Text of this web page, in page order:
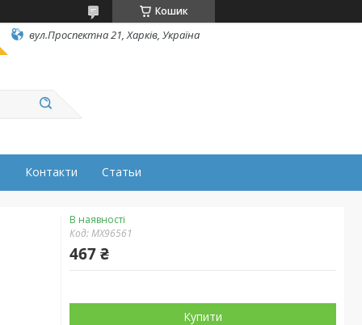
Кошик
вул.Проспектна 21, Харків, Україна
Контакти Статьи
В наявності
Код:MX96561
467 ₴
Купити